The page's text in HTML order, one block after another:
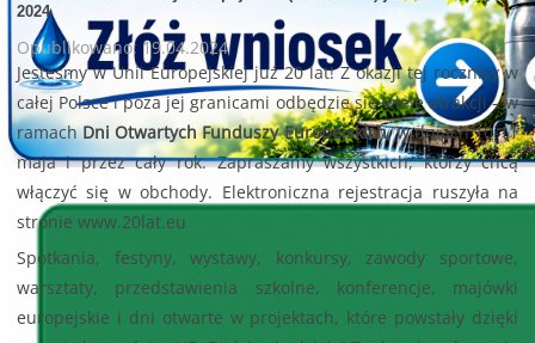
2024
Opublikowano: 19.04.2024
Jesteśmy w Unii Europejskiej już 20 lat! Z okazji tej rocznicy w
całej Polsce i poza jej granicami odbędzie się wiele atrakcji – w
ramachDni Otwartych Funduszy Europejskich, w dniach 10-11
maja i przez cały rok. Zapraszamy wszystkich, którzy chcą
włączyć się w obchody. Elektroniczna rejestracja ruszyła na
stronie www.20lat.eu
Spotkania, festyny, wystawy, konkursy, zawody sportowe,
warsztaty, przedstawienia szkolne, konferencje, majówki
europejskie i dni otwarte w projektach, które powstały dzięki